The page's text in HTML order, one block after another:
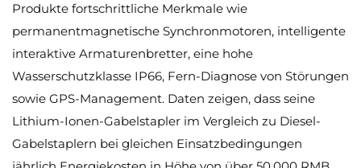
Produkte fortschrittliche Merkmale wie
permanentmagnetische Synchronmotoren, intelligente
interaktive Armaturenbretter, eine hohe
Wasserschutzklasse IP66, Fern-Diagnose von Störungen
sowie GPS-Management. Daten zeigen, dass seine
Lithium-Ionen-Gabelstapler im Vergleich zu Diesel-
Gabelstaplern bei gleichen Einsatzbedingungen